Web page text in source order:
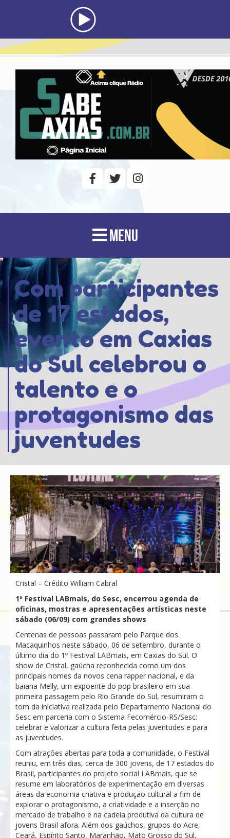
MENU
Com participantes
de 17 estados,
evento em Caxias
do Sul celebrou o
talento e o
protagonismo das
juventudes
Cristal – Crédito William Cabral
1º Festival LABmais, do Sesc, encerrou agenda de
oficinas, mostras e apresentações artísticas neste
sábado (06/09) com grandes shows
Centenas de pessoas passaram pelo Parque dos
Macaquinhos neste sábado, 06 de setembro, durante o
último dia do 1º Festival LABmais, em Caxias do Sul. O
show de Cristal, gaúcha reconhecida como um dos
principais nomes da novos cena rapper nacional, e da
baiana Melly, um expoente do pop brasileiro em sua
primeira passagem pelo Rio Grande do Sul, resumiram o
tom da iniciativa realizada pelo Departamento Nacional do
Sesc em parceria com o Sistema Fecomércio-RS/Sesc:
celebrar e valorizar a cultura feita pelas juventudes e para
as juventudes.
Com atrações abertas para toda a comunidade, o Festival
reuniu, em três dias, cerca de 300 jovens, de 17 estados do
Brasil, participantes do projeto social LABmais, que se
resume em laboratórios de experimentação em diversas
áreas da economia criativa e produção cultural a fim de
explorar o protagonismo, a criatividade e a inserção no
mercado de trabalho e na cadeia produtiva da cultura de
jovens Brasil afora. Além dos gaúchos, grupos do Acre,
Ceará, Espírito Santo, Maranhão, Mato Grosso do Sul,